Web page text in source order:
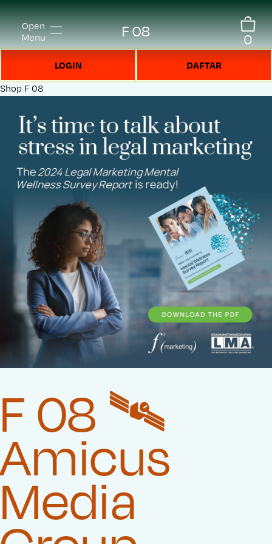
Open
Menu
F 08 0
LOGIN DAFTAR
Shop F 08
F 08 🛰️‍
Amicus
Media